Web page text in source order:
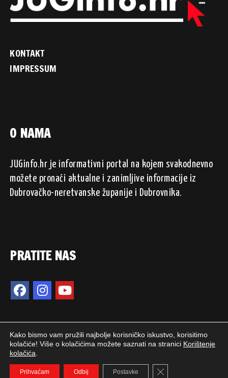
KONTAKT
IMPRESSUM
O NAMA
JUGinfo.hr je informativni portal na kojem svakodnevno
možete pronaći aktualne i zanimljive informacije iz
Dubrovačko-neretvanske županije i Dubrovnika.
PRATITE NAS
2024. © JUGinfo.hr / Sva prava pridržana.
WEB PEPERIT
Kako bismo vam pružili najbolje korisničko iskustvo, korisitimo
kolačiće! Više o kolačićima možete saznati na stranici Korištenje
kolačića
Prihvaćam Odbij Postavke Close GDPR Cookie